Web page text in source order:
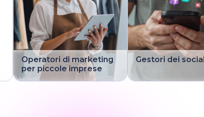
Operatori di marketing
per piccole imprese
Gestori dei